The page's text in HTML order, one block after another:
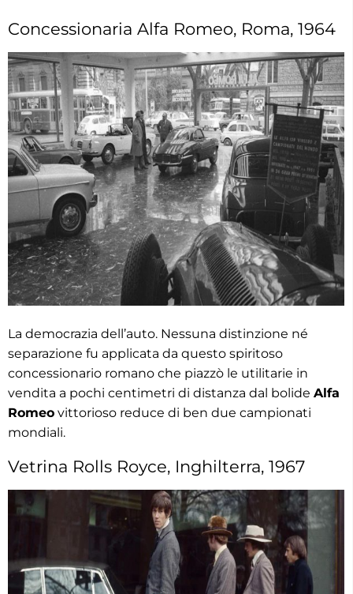
Concessionaria Alfa Romeo, Roma, 1964
La democrazia dell’auto. Nessuna distinzione né
separazione fu applicata da questo spiritoso
concessionario romano che piazzò le utilitarie in
vendita a pochi centimetri di distanza dal bolide Alfa
Romeo vittorioso reduce di ben due campionati
mondiali.
Vetrina Rolls Royce, Inghilterra, 1967